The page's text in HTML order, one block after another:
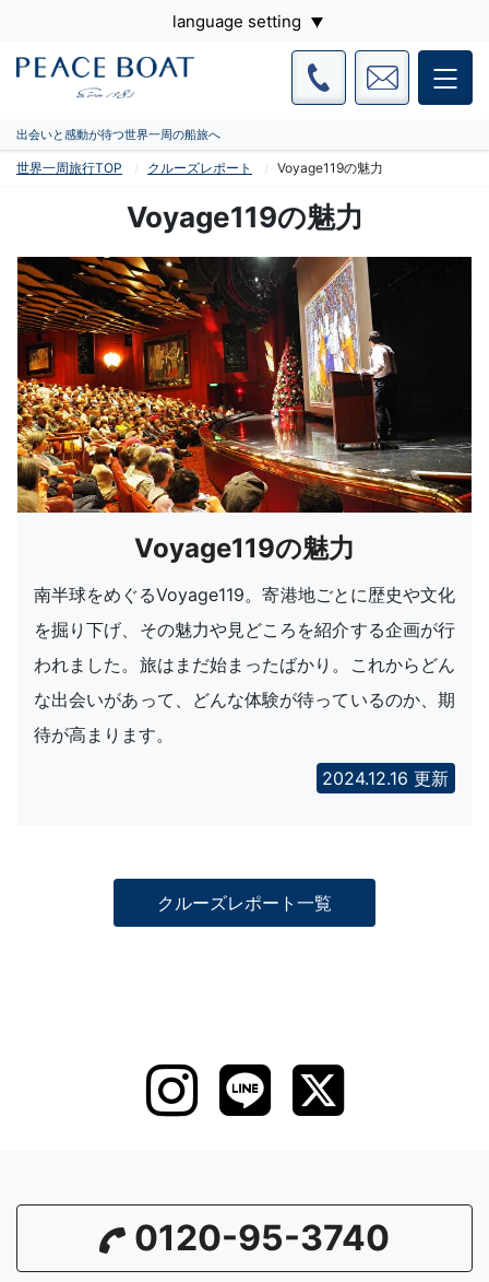
language setting
出会いと感動が待つ世界一周の船旅へ
世界一周旅行TOP クルーズレポート Voyage119の魅力
Voyage119の魅力
Voyage119の魅力
南半球をめぐるVoyage119。寄港地ごとに歴史や文化
を掘り下げ、その魅力や見どころを紹介する企画が行
われました。旅はまだ始まったばかり。これからどん
な出会いがあって、どんな体験が待っているのか、期
待が高まります。
2024.12.16 更新
クルーズレポート一覧
0120-95-3740